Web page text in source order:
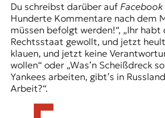
Du schreibst darüber auf Facebook
Hunderte Kommentare nach dem
müssen befolgt werden!“, „Ihr
Rechtsstaat gewollt, und jetzt
klauen, und jetzt keine
wollen“ oder „Was’n Scheißdreck
Yankees arbeiten, gibt’s in
Arbeit?“.